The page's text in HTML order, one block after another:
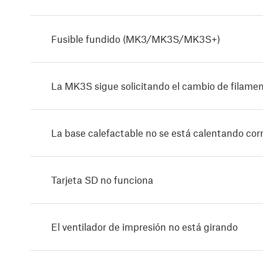
Fusible fundido (MK3/MK3S/MK3S+)
La MK3S sigue solicitando el cambio de
La base calefactable no se está calentando
Tarjeta SD no funciona
El ventilador de impresión no está girando